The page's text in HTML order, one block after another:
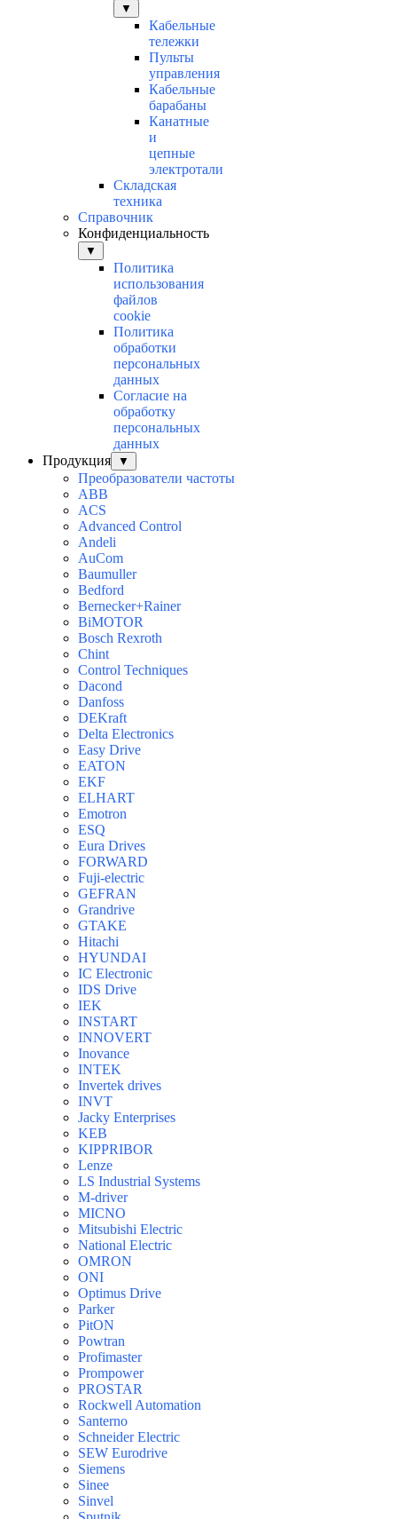
▼
Кабельные
тележки
Пульты
управления
Кабельные
барабаны
Канатные
и
цепные
электротали
Складская
техника
Справочник
Конфиденциальность
▼
Политика
использования
файлов
cookie
Политика
обработки
персональных
данных
Согласие на
обработку
персональных
данных
Продукция
▼
Преобразователи частоты
ABB
ACS
Advanced Control
Andeli
AuСom
Baumuller
Bedford
Bernecker+Rainer
BiMOTOR
Bosch Rexroth
Chint
Control Techniques
Dacond
Danfoss
DEKraft
Delta Electronics
Easy Drive
EATON
EKF
ELHART
Emotron
ESQ
Eura Drives
FORWARD
Fuji-electric
GEFRAN
Grandrive
GTAKE
Hitachi
HYUNDAI
IC Electronic
IDS Drive
IEK
INSTART
INNOVERT
Inovance
INTEK
Invertek drives
INVT
Jacky Enterprises
KEB
KIPPRIBOR
Lenze
LS Industrial Systems
M-driver
MICNO
Mitsubishi Electric
National Electric
OMRON
ONI
Optimus Drive
Parker
PitON
Powtran
Profimaster
Prompower
PROSTAR
Rockwell Automation
Santerno
Schneider Electric
SEW Eurodrive
Siemens
Sinee
Sinvel